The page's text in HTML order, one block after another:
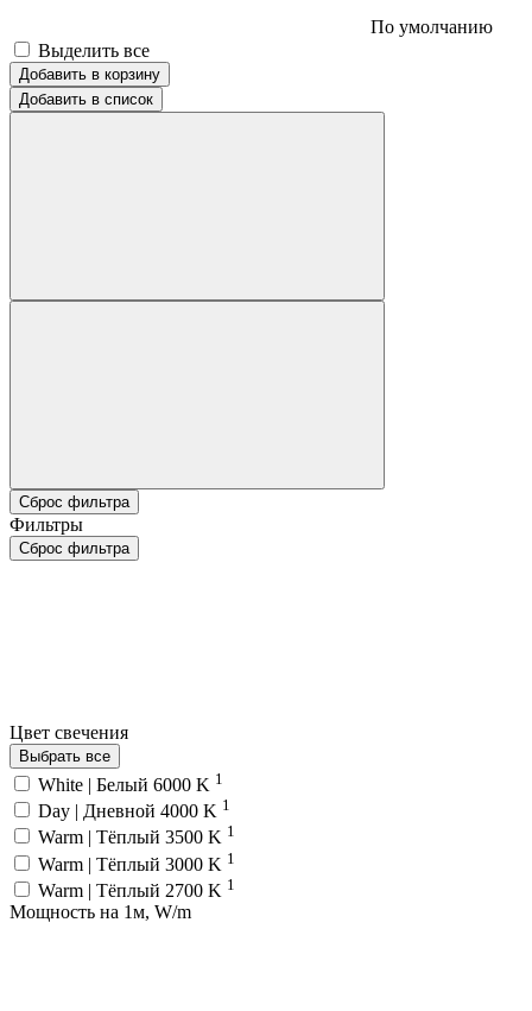
По умолчанию
Выделить все
Добавить в корзину
Добавить в список
Сброс фильтра
Фильтры
Сброс фильтра
Цвет свечения
Выбрать все
White | Белый 6000 K 1
Day | Дневной 4000 K 1
Warm | Тёплый 3500 K 1
Warm | Тёплый 3000 K 1
Warm | Тёплый 2700 K 1
Мощность на 1м, W/m